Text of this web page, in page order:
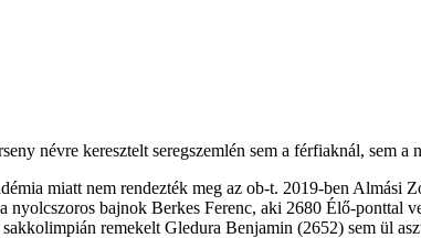
névre keresztelt seregszemlén sem a férfiaknál, sem a
miatt nem rendezték meg az ob-t. 2019-ben Almási
bajnok Berkes Ferenc, aki 2680 Élő-ponttal
remekelt Gledura Benjamin (2652) sem ül